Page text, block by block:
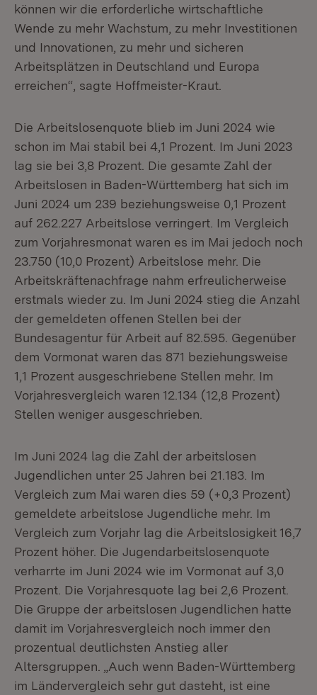
können wir die erforderliche wirtschaftliche
Wende zu mehr Wachstum, zu mehr Investitionen
und Innovationen, zu mehr und sicheren
Arbeitsplätzen in Deutschland und Europa
erreichen“, sagte Hoffmeister-Kraut.
Die Arbeitslosenquote blieb im Juni 2024 wie
schon im Mai stabil bei 4,1 Prozent. Im Juni 2023
lag sie bei 3,8 Prozent. Die gesamte Zahl der
Arbeitslosen in Baden-Württemberg hat sich im
Juni 2024 um 239 beziehungsweise 0,1 Prozent
auf 262.227 Arbeitslose verringert. Im Vergleich
zum Vorjahresmonat waren es im Mai jedoch noch
23.750 (10,0 Prozent) Arbeitslose mehr. Die
Arbeitskräftenachfrage nahm erfreulicherweise
erstmals wieder zu. Im Juni 2024 stieg die Anzahl
der gemeldeten offenen Stellen bei der
Bundesagentur für Arbeit auf 82.595. Gegenüber
dem Vormonat waren das 871 beziehungsweise
1,1 Prozent ausgeschriebene Stellen mehr. Im
Vorjahresvergleich waren 12.134 (12,8 Prozent)
Stellen weniger ausgeschrieben.
Im Juni 2024 lag die Zahl der arbeitslosen
Jugendlichen unter 25 Jahren bei 21.183. Im
Vergleich zum Mai waren dies 59 (+0,3 Prozent)
gemeldete arbeitslose Jugendliche mehr. Im
Vergleich zum Vorjahr lag die Arbeitslosigkeit 16,7
Prozent höher. Die Jugendarbeitslosenquote
verharrte im Juni 2024 wie im Vormonat auf 3,0
Prozent. Die Vorjahresquote lag bei 2,6 Prozent.
Die Gruppe der arbeitslosen Jugendlichen hatte
damit im Vorjahresvergleich noch immer den
prozentual deutlichsten Anstieg aller
Altersgruppen. „Auch wenn Baden-Württemberg
im Ländervergleich sehr gut dasteht, ist eine